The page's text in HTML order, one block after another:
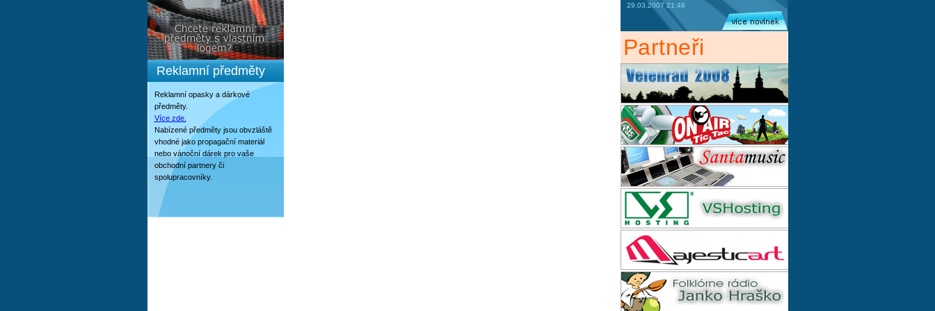
Reklamní předměty
Reklamní opasky a dárkové
předměty.
Více zde.
Nabízené předměty jsou obvzláště
vhodné jako propagační materiál
nebo vánoční dárek pro vaše
obchodní partnery či
spolupracovníky.
29.03.2007 21:48
Partneři